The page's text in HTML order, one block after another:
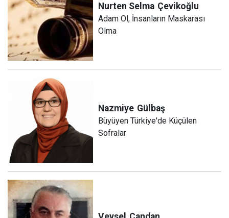
Nurten Selma Çevikoğlu
Adam Ol, İnsanların Maskarası
Olma
Nazmiye Gülbaş
Büyüyen Türkiye'de Küçülen
Sofralar